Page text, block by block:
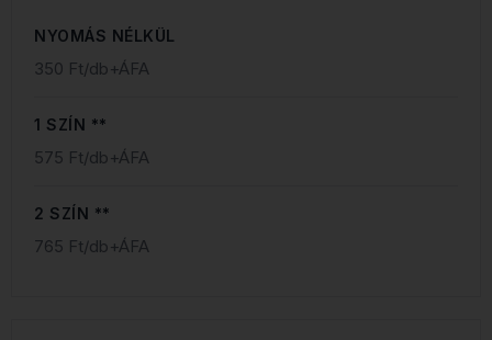
NYOMÁS NÉLKÜL
350 Ft/db+ÁFA
1 SZÍN **
575 Ft/db+ÁFA
2 SZÍN **
765 Ft/db+ÁFA